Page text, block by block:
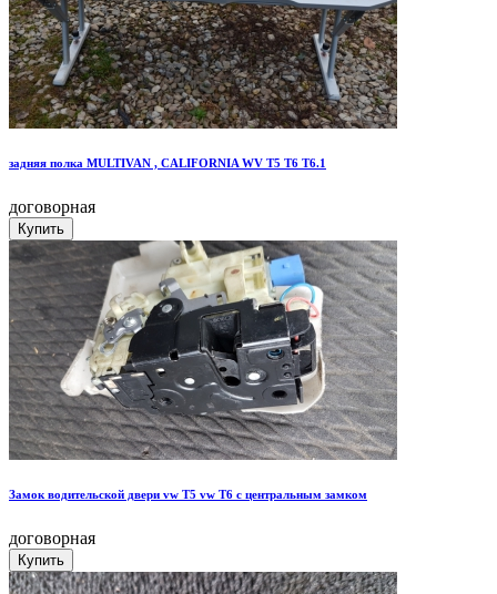
задняя полка MULTIVAN , CALIFORNIA WV T5 T6 T6.1
договорная
Замок водительской двери vw T5 vw T6 с центральным замком
договорная